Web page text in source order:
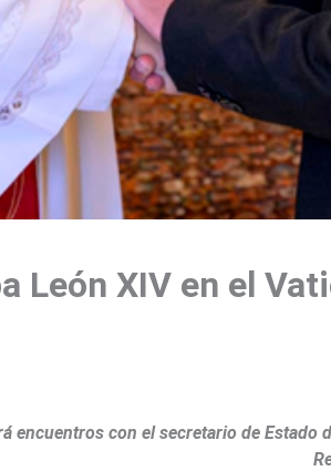
León XIV en el
encuentros con el secretario de Estado